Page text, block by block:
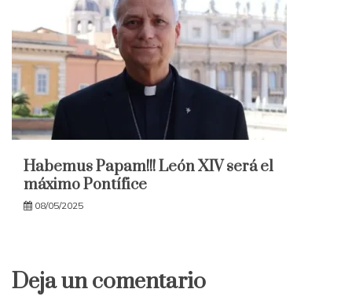
Habemus Papam!!! León XIV será el
máximo Pontífice
08/05/2025
Deja un comentario